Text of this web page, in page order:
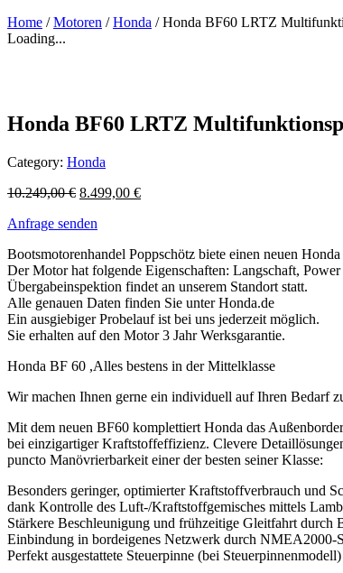
Home /Motoren /Honda / Honda BF60 LRTZ
Loading...
Honda BF60 LRTZ
Category: Honda
10.249,00€ 8.499,00 €
Anfrage senden
Bootsmotorenhandel Poppschötz biete einen neuen
Der Motor hat folgende Eigenschaften: Langschaft,
Übergabeinspektion findet an unserem Standort statt.
Alle genauen Daten finden Sie unter Honda.de
Ein ausgiebiger Probelauf ist bei uns jederzeit möglich.
Sie erhalten auf den Motor 3 Jahr Werksgarantie.
Honda BF 60 ,Alles bestens in der Mittelklasse
Wir machen Ihnen gerne ein individuell auf Ihren Bedarf
Mit dem neuen BF60 komplettiert Honda das
bei einzigartiger Kraftstoffeffizienz. Clevere
puncto Manövrierbarkeit einer der besten seiner Klasse:
Besonders geringer, optimierter Kraftstoffverbrauch und
dank Kontrolle des Luft-/Kraftstoffgemisches mittels
Stärkere Beschleunigung und frühzeitige Gleitfahrt durch
Einbindung in bordeigenes Netzwerk durch NMEA2000-
Perfekt ausgestattete Steuerpinne (bei Steuerpinnenmodell)